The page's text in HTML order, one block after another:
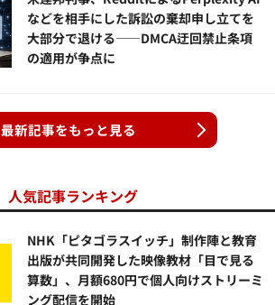
などを相手にした訴訟の棄却申し立てを
大部分で退ける——DMCA迂回禁止条項
の適用が争点に
最新記事をもっと見る
人気記事ランキング
NHK「ピタゴラスイッチ」制作陣と教育
出版が共同開発した映像教材「目で見る
算数」、月額680円で個人向けストリーミ
ング配信を開始